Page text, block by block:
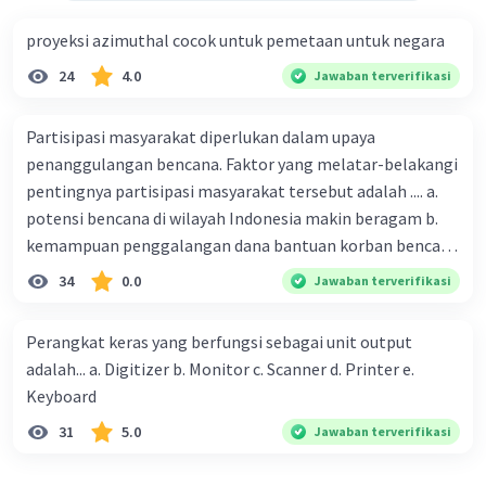
proyeksi azimuthal cocok untuk pemetaan untuk negara
24 4.0 Jawaban terverifikasi
Partisipasi masyarakat diperlukan dalam upaya
penanggulangan bencana. Faktor yang melatar-belakangi
pentingnya partisipasi masyarakat tersebut adalah .... a.
potensi bencana di wilayah Indonesia makin beragam b.
kemampuan penggalangan dana bantuan korban bencana
makin tinggi c. pemahaman pendidikan kebencanaan
kepada masyarakat masih rendah d. masyarakat
bencana e. kepercayaan pemerintah bahwa masyarakat
mampu mengatasi bencana
34 0.0 Jawaban terverifikasi
Perangkat keras yang berfungsi sebagai unit output
adalah... a. Digitizer b. Monitor c. Scanner d. Printer e.
Keyboard
31 5.0 Jawaban terverifikasi